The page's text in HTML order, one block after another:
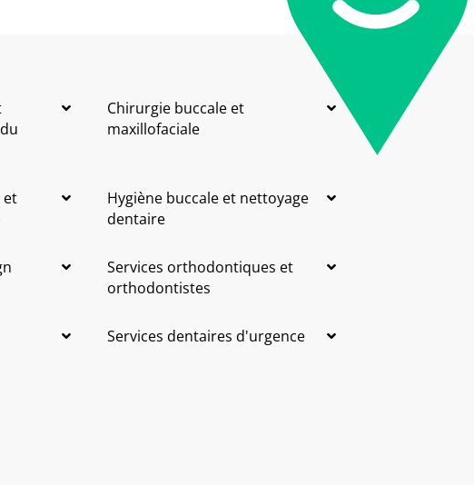
Chirurgie buccale et
maxillofaciale
et
Hygiène buccale et nettoyage
dentaire
Services orthodontiques et
orthodontistes
Services dentaires d'urgence